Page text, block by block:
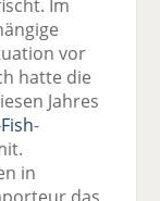
o
k
te
il
e
n
n
te
il
e
n
n
d
e
Im
vor
hatte die
Jahres
-
in